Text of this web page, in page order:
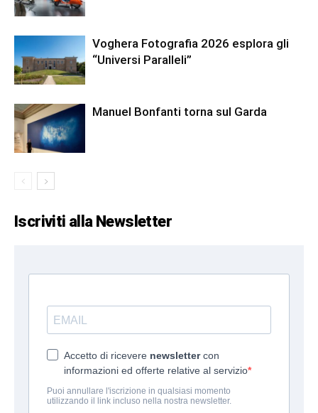
Voghera Fotografia 2026 esplora gli
“Universi Paralleli”
Manuel Bonfanti torna sul Garda
Iscriviti alla Newsletter